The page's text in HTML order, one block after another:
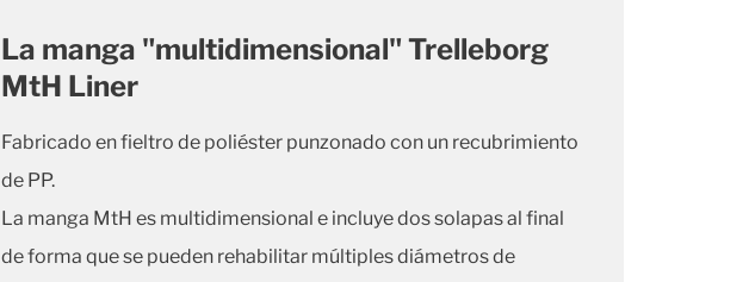
La manga "multidimensional" Trelleborg
MtH Liner
Fabricado en fieltro de poliéster punzonado con un recubrimiento
de PP.
La manga MtH es multidimensional e incluye dos solapas al final
de forma que se pueden rehabilitar múltiples diámetros de